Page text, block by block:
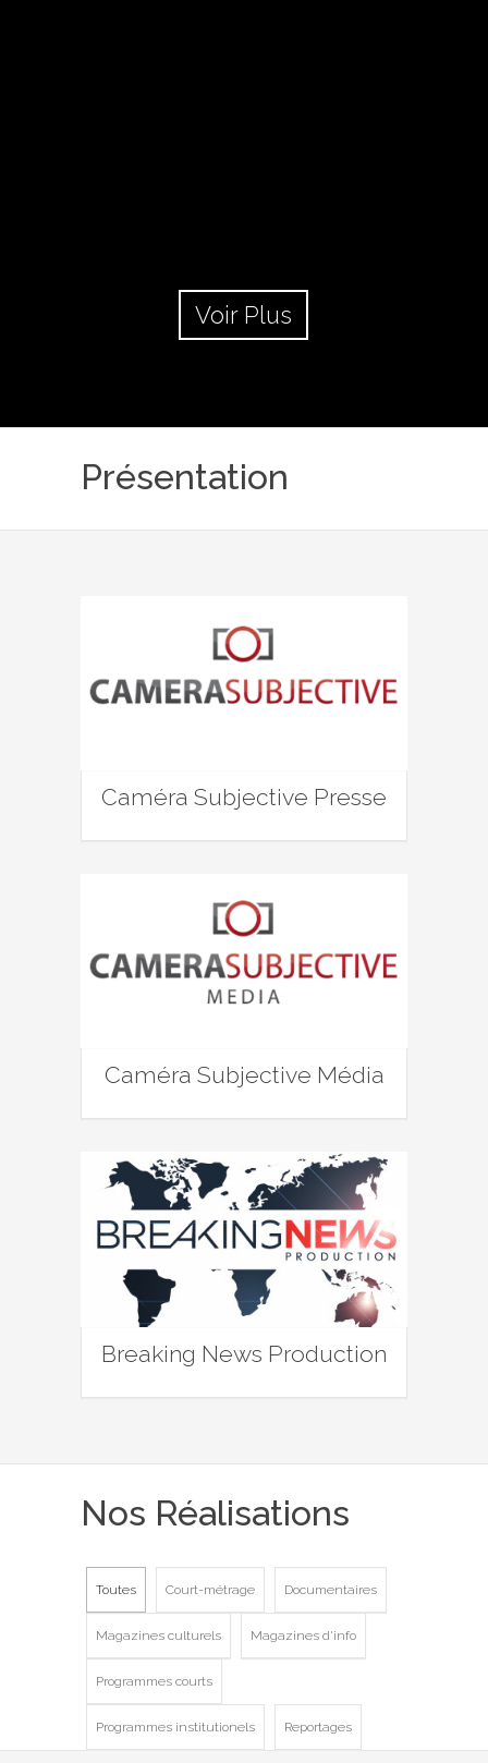
Voir Plus
Présentation
Caméra Subjective Presse
Caméra Subjective Média
Breaking News Production
Nos Réalisations
Toutes Court-métrage Documentaires
Magazines culturels Magazines d'info
Programmes courts
Programmes institutionels Reportages